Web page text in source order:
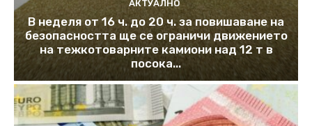
АКТУАЛНО
В неделя от 16 ч. до 20 ч. за повишаване на
безопасността ще се ограничи движението
на тежкотоварните камиони над 12 т в
посока...